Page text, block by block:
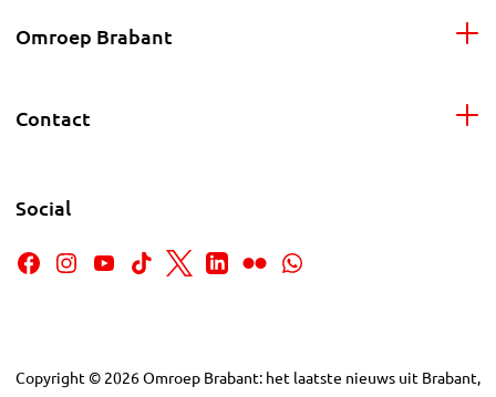
Omroep Brabant
Contact
Social
Copyright © 2026Omroep Brabant: het laatste nieuws uit Brabant,